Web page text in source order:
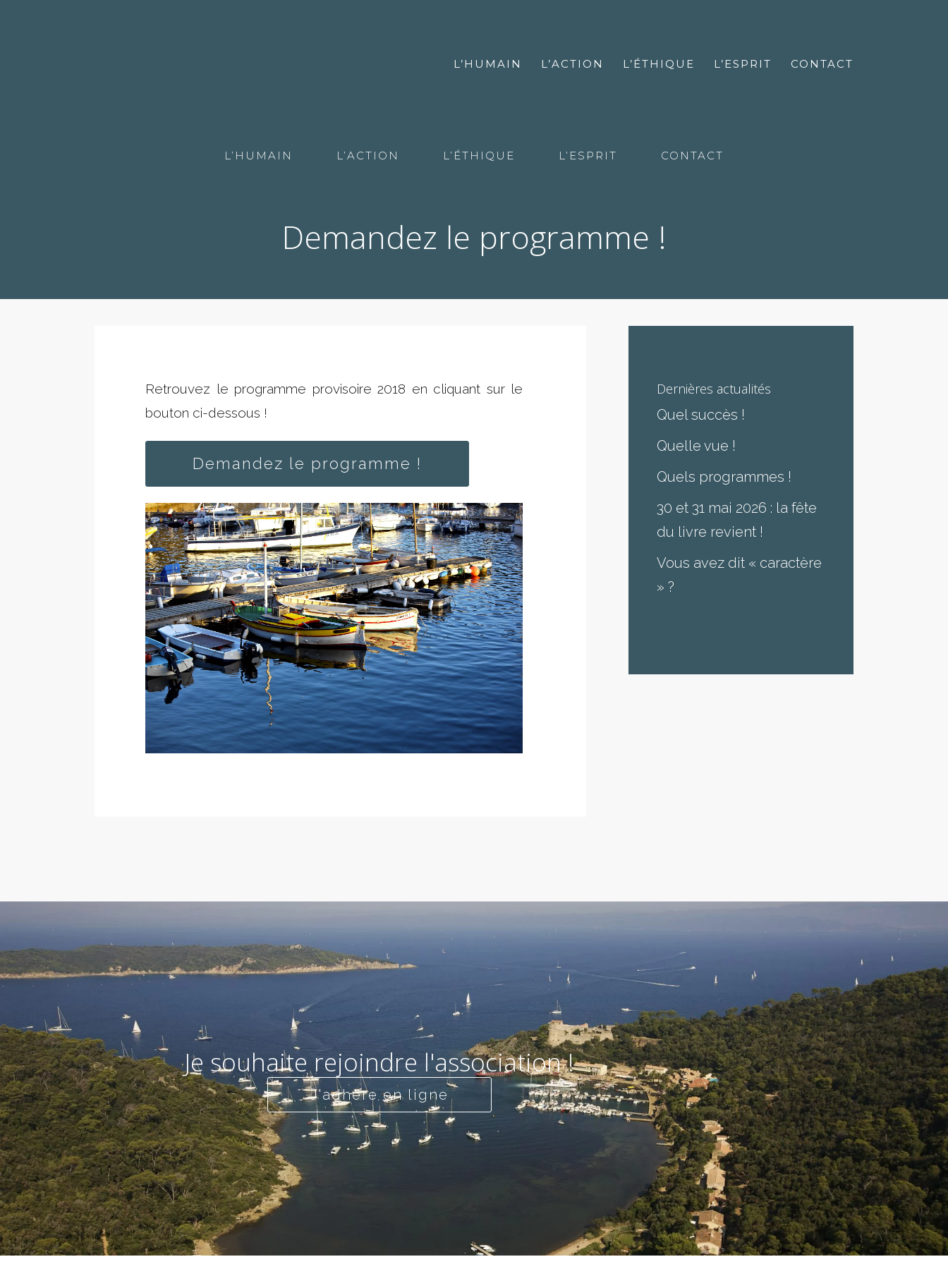
L’HUMAIN L’ACTION L’ÉTHIQUE L’ESPRIT CONTACT
L’HUMAIN L’ACTION L’ÉTHIQUE L’ESPRIT CONTACT
Demandez le programme !
Retrouvez le programme provisoire 2018 en cliquant sur le
bouton ci-dessous !
Demandez le programme !
Dernières actualités
Quel succès !
Quelle vue !
Quels programmes !
30 et 31 mai 2026 : la fête
du livre revient !
Vous avez dit « caractère
» ?
Je souhaite rejoindre l'association !
J'adhère en ligne